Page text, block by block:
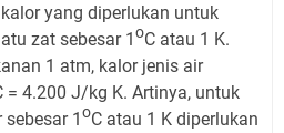
yang diperlukan untuk
zat sebesar 1oC atau 1 K.
1 atm, kalor jenis air
= 4.200 J/kg K. Artinya, untuk
1oC atau 1 K diperlukan